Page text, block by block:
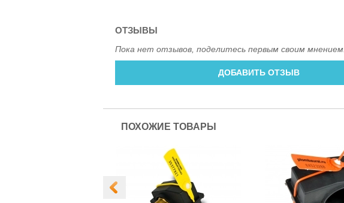
ОТЗЫВЫ
Пока нет отзывов, поделитесь первым своим мнением.
ДОБАВИТЬ ОТЗЫВ
ПОХОЖИЕ ТОВАРЫ